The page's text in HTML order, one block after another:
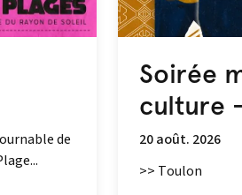
de
Soirée
culture
20 août. 2026
>> Toulon